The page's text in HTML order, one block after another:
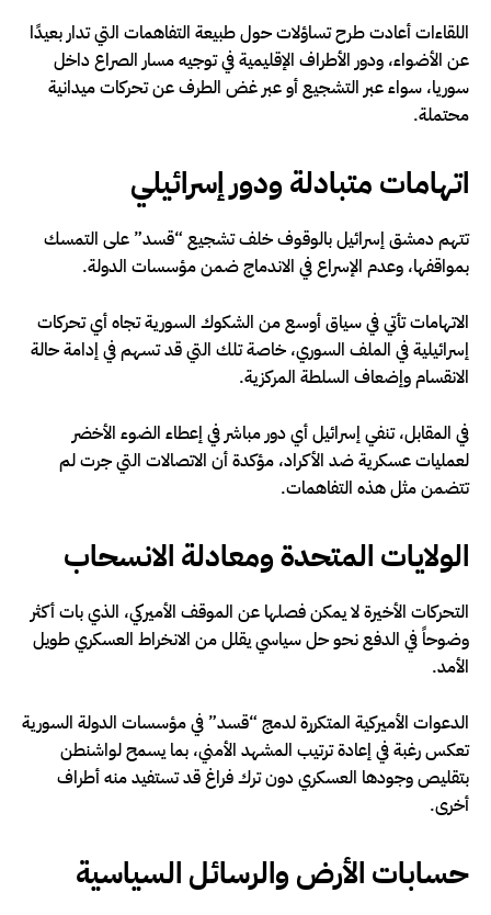
اللقاءات أعادت طرح تساؤلات حول طبيعة التفاهمات التي تدار بعيدًا
عن الأضواء، ودور الأطراف الإقليمية في توجيه مسار الصراع داخل
سوريا، سواء عبر التشجيع أو عبر غض الطرف عن تحركات ميدانية
محتملة.
اتهامات متبادلة ودور إسرائيلي
تتهم دمشق إسرائيل بالوقوف خلف تشجيع “قسد” على التمسك
بمواقفها، وعدم الإسراع في الاندماج ضمن مؤسسات الدولة.
الاتهامات تأتي في سياق أوسع من الشكوك السورية تجاه أي تحركات
إسرائيلية في الملف السوري، خاصة تلك التي قد تسهم في إدامة حالة
الانقسام وإضعاف السلطة المركزية.
في المقابل، تنفي إسرائيل أي دور مباشر في إعطاء الضوء الأخضر
لعمليات عسكرية ضد الأكراد، مؤكدة أن الاتصالات التي جرت لم
تتضمن مثل هذه التفاهمات.
الولايات المتحدة ومعادلة الانسحاب
التحركات الأخيرة لا يمكن فصلها عن الموقف الأميركي، الذي بات أكثر
وضوحاً في الدفع نحو حل سياسي يقلل من الانخراط العسكري طويل
الأمد.
الدعوات الأميركية المتكررة لدمج “قسد” في مؤسسات الدولة السورية
تعكس رغبة في إعادة ترتيب المشهد الأمني، بما يسمح لواشنطن
بتقليص وجودها العسكري دون ترك فراغ قد تستفيد منه أطراف
أخرى.
حسابات الأرض والرسائل السياسية